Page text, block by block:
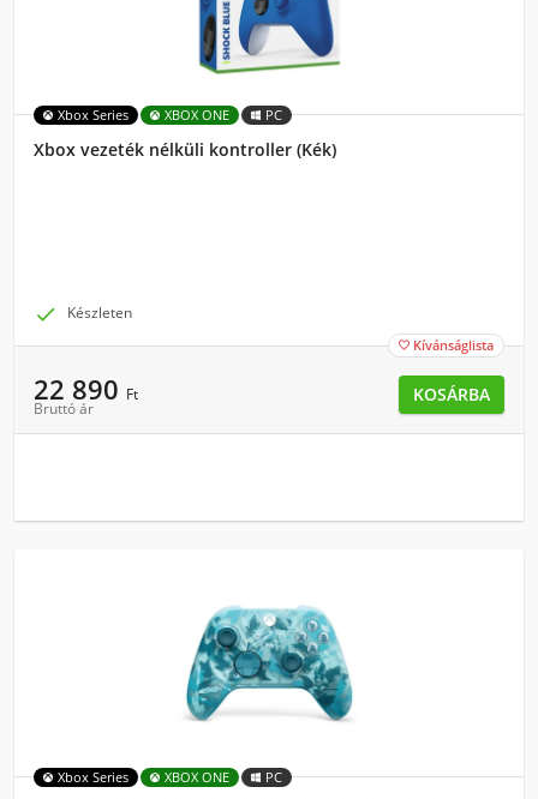
Xbox Series XBOX ONE PC
Xbox vezeték nélküli kontroller (Kék)
 Készleten
 Kívánságlista
22 890 Ft
Bruttó ár
KOSÁRBA
Xbox Series XBOX ONE PC